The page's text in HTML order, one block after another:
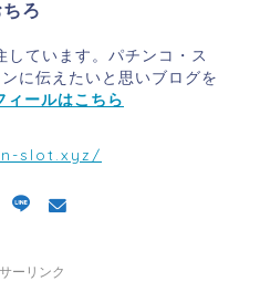
ちろ
ています。パチンコ・ス
に伝えたいと思いブログを
ィールはこちら
slot.xyz/
ーリンク